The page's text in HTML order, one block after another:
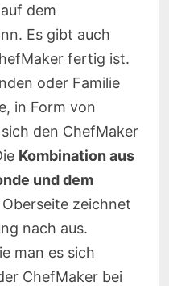
dem
Es gibt auch
fertig ist.
oder Familie
in Form von
den ChefMaker
Kombination aus
und dem
zeichnet
nach aus.
man es sich
ChefMaker bei